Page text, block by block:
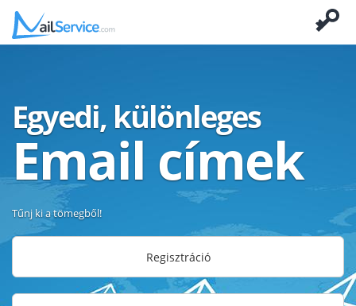
Egyedi, különleges
Email címek
Tűnj ki a tömegből!
Regisztráció